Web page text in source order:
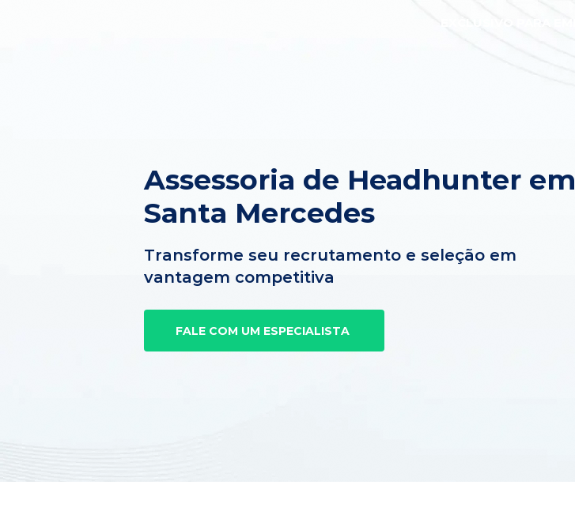
Assessoria de Headhunter em
Santa Mercedes
Transforme seu recrutamento e seleção em
vantagem competitiva
FALE COM UM ESPECIALISTA